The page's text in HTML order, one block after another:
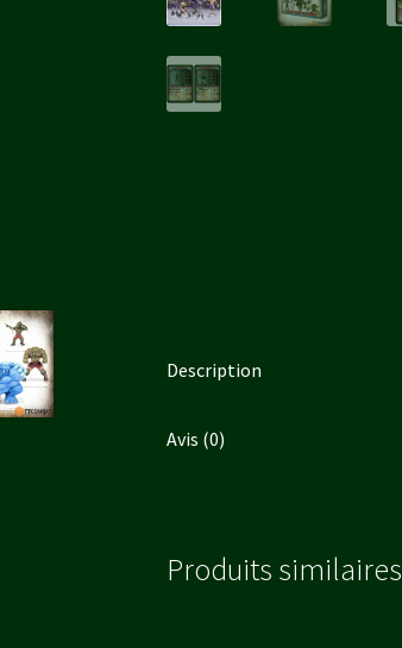
Description
Avis (0)
Produits similaires